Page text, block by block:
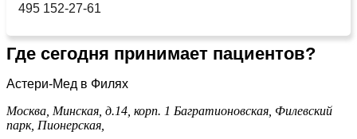
495 152-27-61
Где сегодня принимает пациентов?
Астери-Мед в Филях
Москва, Минская, д.14, корп. 1 Багратионовская, Филевский
парк, Пионерская,